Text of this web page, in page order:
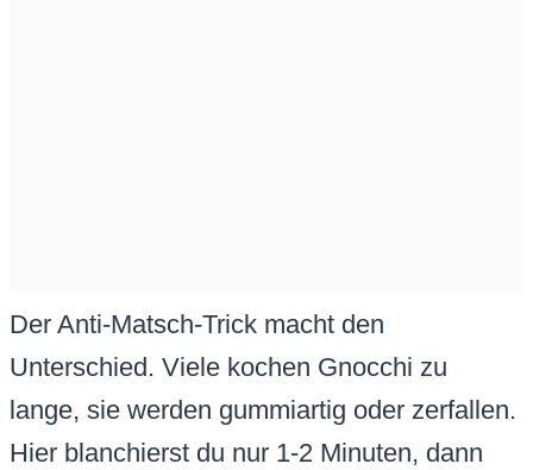
Der Anti-Matsch-Trick macht den
Unterschied. Viele kochen Gnocchi zu
lange, sie werden gummiartig oder zerfallen.
Hier blanchierst du nur 1-2 Minuten, dann